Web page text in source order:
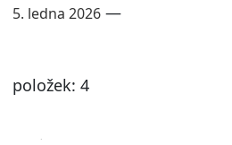
5. ledna 2026—
položek: 4